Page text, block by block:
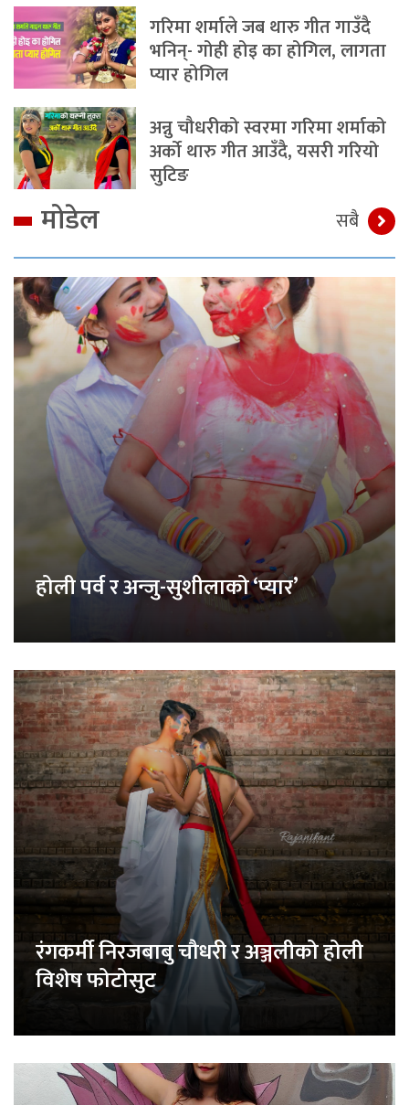
गरिमा शर्माले जब थारु गीत गाउँदै
भनिन्- गोही होइ का होगिल, लागता
प्यार होगिल
अन्नु चौधरीको स्वरमा गरिमा शर्माको
अर्को थारु गीत आउँदै, यसरी गरियो
सुटिङ
मोडेल सबै
होली पर्व र अन्जु-सुशीलाको ‘प्यार’
रंगकर्मी निरजबाबु चौधरी र अञ्जलीको होली
विशेष फोटोसुट